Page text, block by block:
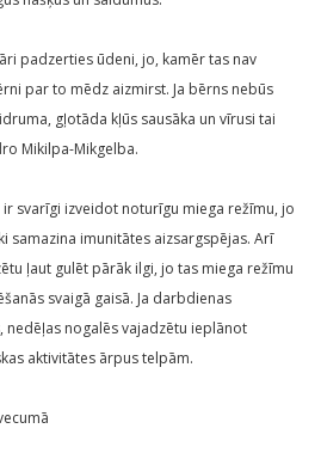
padzerties ūdeni, jo, kamēr tas nav
par to mēdz aizmirst. Ja bērns nebūs
gļotāda kļūs sausāka un vīrusi tai
Mikilpa-Mikgelba.
svarīgi izveidot noturīgu miega režīmu, jo
samazina imunitātes aizsargspējas. Arī
ļaut gulēt pārāk ilgi, jo tas miega režīmu
svaigā gaisā. Ja darbdienas
nedēļas nogalēs vajadzētu ieplānot
aktivitātes ārpus telpām.